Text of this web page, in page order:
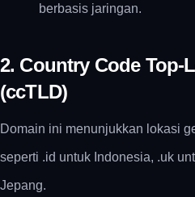
berbasis jaringan.
2. Country Code Top-
(ccTLD)
Domain ini menunjukkan lokasi
seperti .id untuk Indonesia, .uk
Jepang.